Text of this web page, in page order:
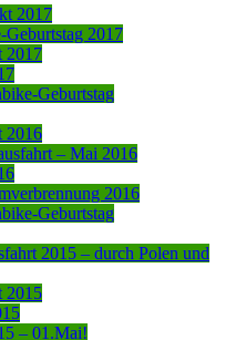
2017
Geburtstag 2017
2017
Geburtstag
2016
– Mai 2016
2016
Geburtstag
2015 – durch Polen und
2015
– 01.Mai!